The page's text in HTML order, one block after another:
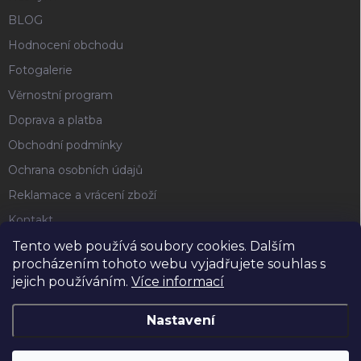
Tento web používá soubory cookies. Dalším
procházením tohoto webu vyjadřujete souhlas s
jejich používáním. Více informací
Nastavení
BLOG
Hodnocení obchodu
Fotogalerie
Věrnostní program
Doprava a platba
Obchodní podmínky
Ochrana osobních údajů
Reklamace a vrácení zboží
Kontakt
FACEBOOK